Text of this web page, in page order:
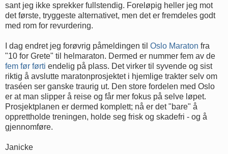
sant jeg ikke sprekker fullstendig. Foreløpig heller jeg mot
det første, tryggeste alternativet, men det er fremdeles godt
med rom for revurdering.
I dag endret jeg forøvrig påmeldingen til Oslo Maraton fra
"10 for Grete" til helmaraton. Dermed er nummer fem av de
fem før førti endelig på plass. Det virker til syvende og sist
riktig å avslutte maratonprosjektet i hjemlige trakter selv om
traséen ser ganske traurig ut. Den store fordelen med Oslo
er at man slipper å reise og får mer fokus på selve løpet.
Prosjektplanen er dermed komplett; nå er det "bare" å
opprettholde treningen, holde seg frisk og skadefri - og å
gjennomføre.
Janicke